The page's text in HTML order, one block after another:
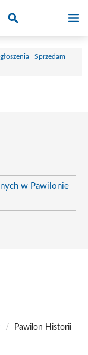
| Sprzedam |
w Pawilonie
/
Pawilon Historii